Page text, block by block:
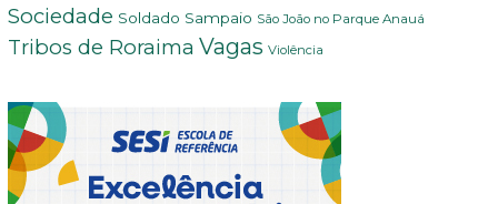
Sociedade Soldado Sampaio São João no Parque Anauá
Tribos de Roraima Vagas Violência